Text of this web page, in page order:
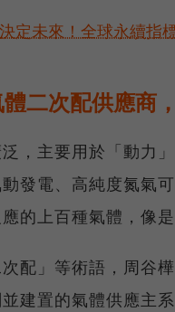
定未來！全球永續指
二次配供應商
，主要用於「動力
發電、高純度氮氣
的上百種氣體，像
配」等術語，周谷
建置的氣體供應主